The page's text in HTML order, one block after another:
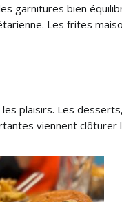
garnitures bien
Les frites
plaisirs. Les
viennent clôturer